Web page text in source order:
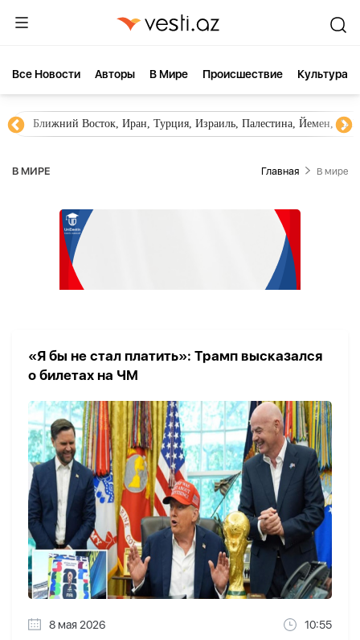
Все Новости Aвторы В Мире Происшествие Культура
Ближний Восток, Иран, Турция, Израиль, Палестина, Йемен,
В МИРЕ Главная В мире
«Я бы не стал платить»: Трамп высказался
о билетах на ЧМ
8 мая 2026 10:55